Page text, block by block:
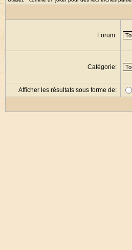
Forum:
Catégorie:
Afficher les résultats sous forme de: